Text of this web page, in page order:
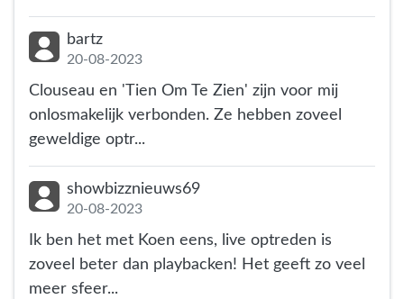
bartz
20-08-2023
Clouseau en 'Tien Om Te Zien' zijn voor mij
onlosmakelijk verbonden. Ze hebben zoveel
geweldige optr...
showbizznieuws69
20-08-2023
Ik ben het met Koen eens, live optreden is
zoveel beter dan playbacken! Het geeft zo veel
meer sfeer...